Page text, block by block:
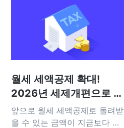
월세 세액공제 확대!
2026년 세제개편으로 달
라지는 점 총정리
앞으로 월세 세액공제로 돌려받
을 수 있는 금액이 지금보다 더